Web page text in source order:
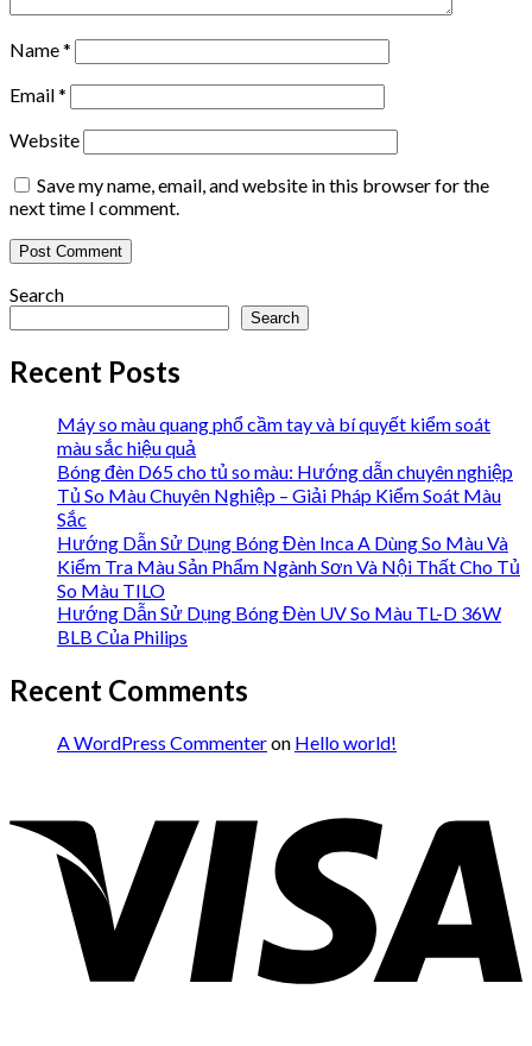
Name*
Email*
Website
Save my name, email, and website in this browser for the
next time I comment.
Search
Search
Recent Posts
Máy so màu quang phổ cầm tay và bí quyết kiểm soát
màu sắc hiệu quả
Bóng đèn D65 cho tủ so màu: Hướng dẫn chuyên nghiệp
Tủ So Màu Chuyên Nghiệp – Giải Pháp Kiểm Soát Màu
Sắc
Hướng Dẫn Sử Dụng Bóng Đèn Inca A Dùng So Màu Và
Kiểm Tra Màu Sản Phẩm Ngành Sơn Và Nội Thất Cho Tủ
So Màu TILO
Hướng Dẫn Sử Dụng Bóng Đèn UV So Màu TL-D 36W
BLB Của Philips
Recent Comments
A WordPress Commenteron Hello world!